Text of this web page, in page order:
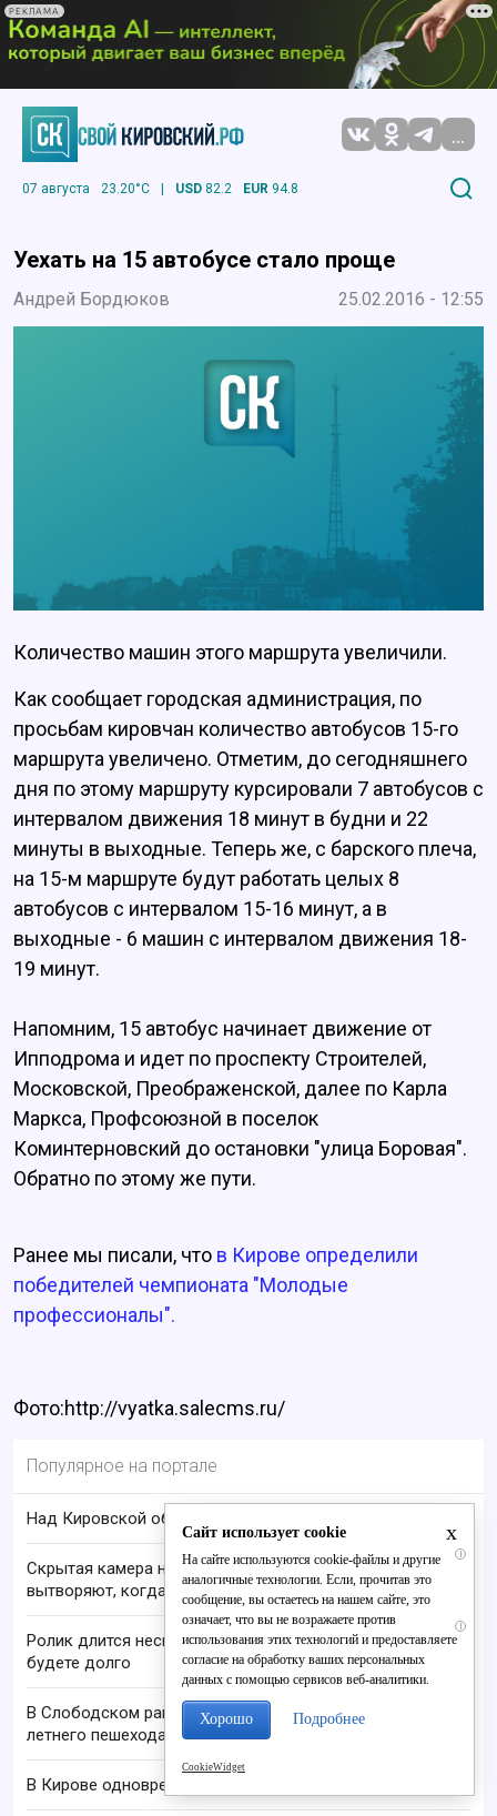
РЕКЛАМА
...
07 августа 23.20°C | USD 82.2 EUR 94.8
Уехать на 15 автобусе стало проще
Андрей Бордюков 25.02.2016 - 12:55
Количество машин этого маршрута увеличили.
Как сообщает городская администрация, по
просьбам кировчан количество автобусов 15-го
маршрута увеличено. Отметим, до сегодняшнего
дня по этому маршруту курсировали 7 автобусов с
интервалом движения 18 минут в будни и 22
минуты в выходные. Теперь же, с барского плеча,
на 15-м маршруте будут работать целых 8
автобусов с интервалом 15-16 минут, а в
выходные - 6 машин с интервалом движения 18-
19 минут.
Напомним, 15 автобус начинает движение от
Ипподрома и идет по проспекту Строителей,
Московской, Преображенской, далее по Карла
Маркса, Профсоюзной в поселок
Коминтерновский до остановки "улица Боровая".
Обратно по этому же пути.
Ранее мы писали, что в Кирове определили
победителей чемпионата "Молодые
профессионалы".
Фото:http://vyatka.salecms.ru/
Популярное на портале
Над Кировской областью сбили БПЛА
i
Скрытая камера на пляже Крыма: Что люди
вытворяют, когда их не видят...
i
Ролик длится несколько секунд, а смеяться вы
будете долго
В Слободском районе водитель фуры сбил 28-
летнего пешехода
В Кирове одновременно ремонтируют семь дорог
x
Сайт использует cookie
На сайте используются cookie-файлы и другие
аналогичные технологии. Если, прочитав это
сообщение, вы остаетесь на нашем сайте, это
означает, что вы не возражаете против
использования этих технологий и предоставляете
согласие на обработку ваших персональных
данных с помощью сервисов веб-аналитики.
Хорошо Подробнее
CookieWidget